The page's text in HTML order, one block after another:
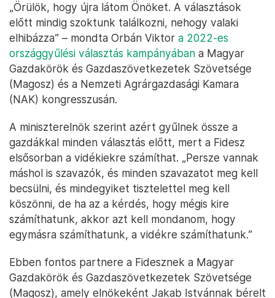
„Örülök, hogy újra látom Önöket. A választások
előtt mindig szoktunk találkozni, nehogy valaki
elhibázza” – mondta Orbán Viktor a 2022-es
országgyűlési választás kampányában a Magyar
Gazdakörök és Gazdaszövetkezetek Szövetsége
(Magosz) és a Nemzeti Agrárgazdasági Kamara
(NAK) kongresszusán.
A miniszterelnök szerint azért gyűlnek össze a
gazdákkal minden választás előtt, mert a Fidesz
elsősorban a vidékiekre számíthat. „Persze vannak
máshol is szavazók, és minden szavazatot meg kell
becsülni, és mindegyiket tisztelettel meg kell
köszönni, de ha az a kérdés, hogy mégis kire
számíthatunk, akkor azt kell mondanom, hogy
egymásra számíthatunk, a vidékre számíthatunk.”
Ebben fontos partnere a Fidesznek a Magyar
Gazdakörök és Gazdaszövetkezetek Szövetsége
(Magosz), amely elnökeként Jakab Istvánnak bérelt